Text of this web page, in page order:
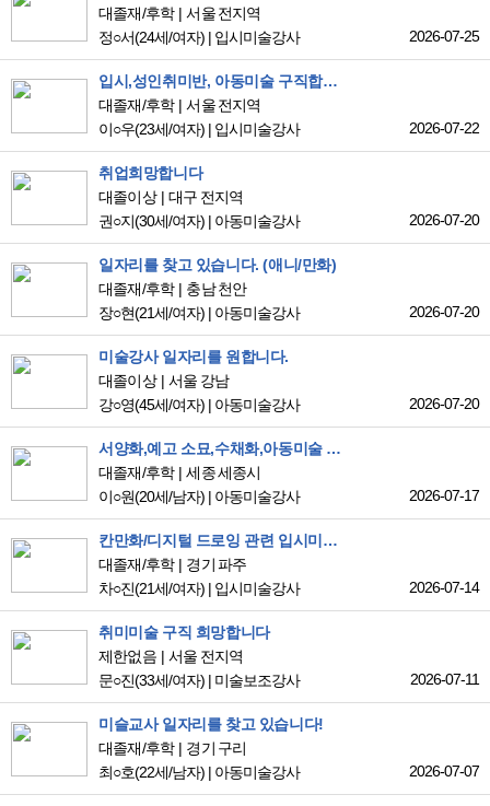
대졸재/후학
서울 전지역
정○서(24세/여자) | 입시미술강사 2026-07-25
입시,성인취미반, 아동미술 구직합니다
대졸재/후학
서울 전지역
이○우(23세/여자) | 입시미술강사 2026-07-22
취업희망합니다
대졸이상
대구 전지역
권○지(30세/여자) | 아동미술강사 2026-07-20
일자리를 찾고 있습니다. (애니/만화)
대졸재/후학
충남 천안
장○현(21세/여자) | 아동미술강사 2026-07-20
미술강사 일자리를 원합니다.
대졸이상
서울 강남
강○영(45세/여자) | 아동미술강사 2026-07-20
서양화,예고 소묘,수채화,아동미술 보조 강사 지원합니다
대졸재/후학
세종 세종시
이○원(20세/남자) | 아동미술강사 2026-07-17
칸만화/디지털 드로잉 관련 입시미술학원 파트강사 알바를 찾고있습니다.
대졸재/후학
경기 파주
차○진(21세/여자) | 입시미술강사 2026-07-14
취미미술 구직 희망합니다
제한없음
서울 전지역
문○진(33세/여자) | 미술보조강사 2026-07-11
미슬교사 일자리를 찾고 있습니다!
대졸재/후학
경기 구리
최○호(22세/남자) | 아동미술강사 2026-07-07